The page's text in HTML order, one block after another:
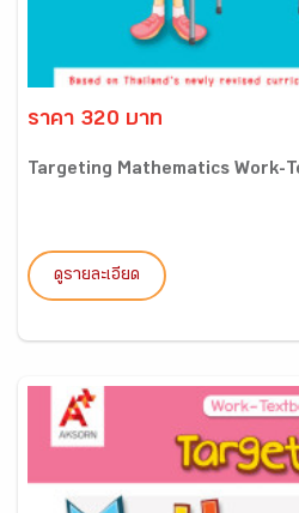
ราคา 320 บาท
Targeting Mathematics Work-
ดูรายละเอียด